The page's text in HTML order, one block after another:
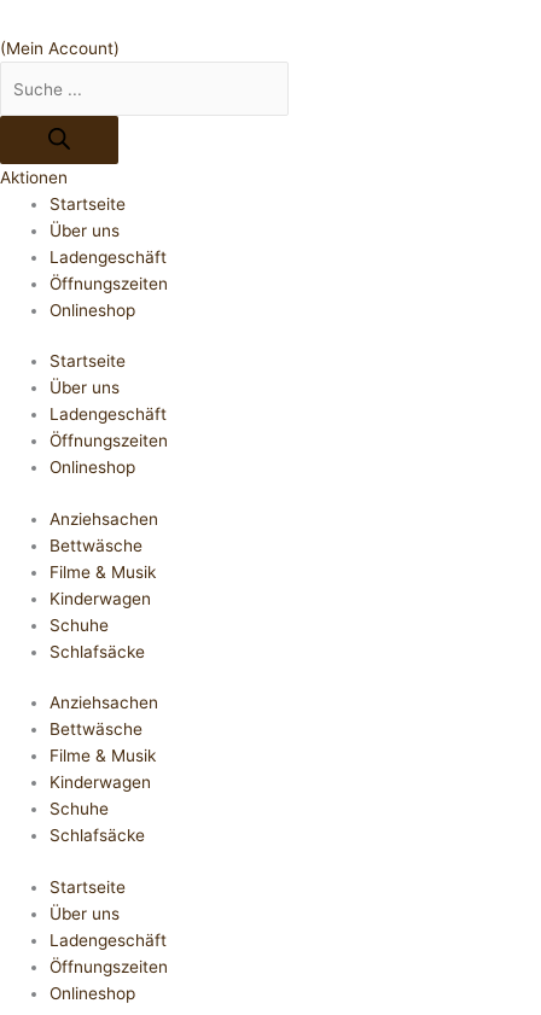
(Mein Account)
Aktionen
Startseite
Über uns
Ladengeschäft
Öffnungszeiten
Onlineshop
Startseite
Über uns
Ladengeschäft
Öffnungszeiten
Onlineshop
Anziehsachen
Bettwäsche
Filme & Musik
Kinderwagen
Schuhe
Schlafsäcke
Anziehsachen
Bettwäsche
Filme & Musik
Kinderwagen
Schuhe
Schlafsäcke
Startseite
Über uns
Ladengeschäft
Öffnungszeiten
Onlineshop